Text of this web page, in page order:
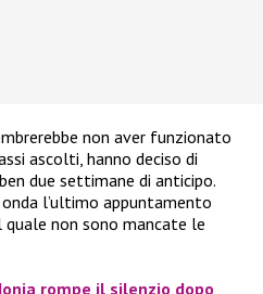
non aver funzionato
ascolti, hanno deciso di
due settimane di anticipo.
l’ultimo appuntamento
non sono mancate le
rompe il silenzio dopo